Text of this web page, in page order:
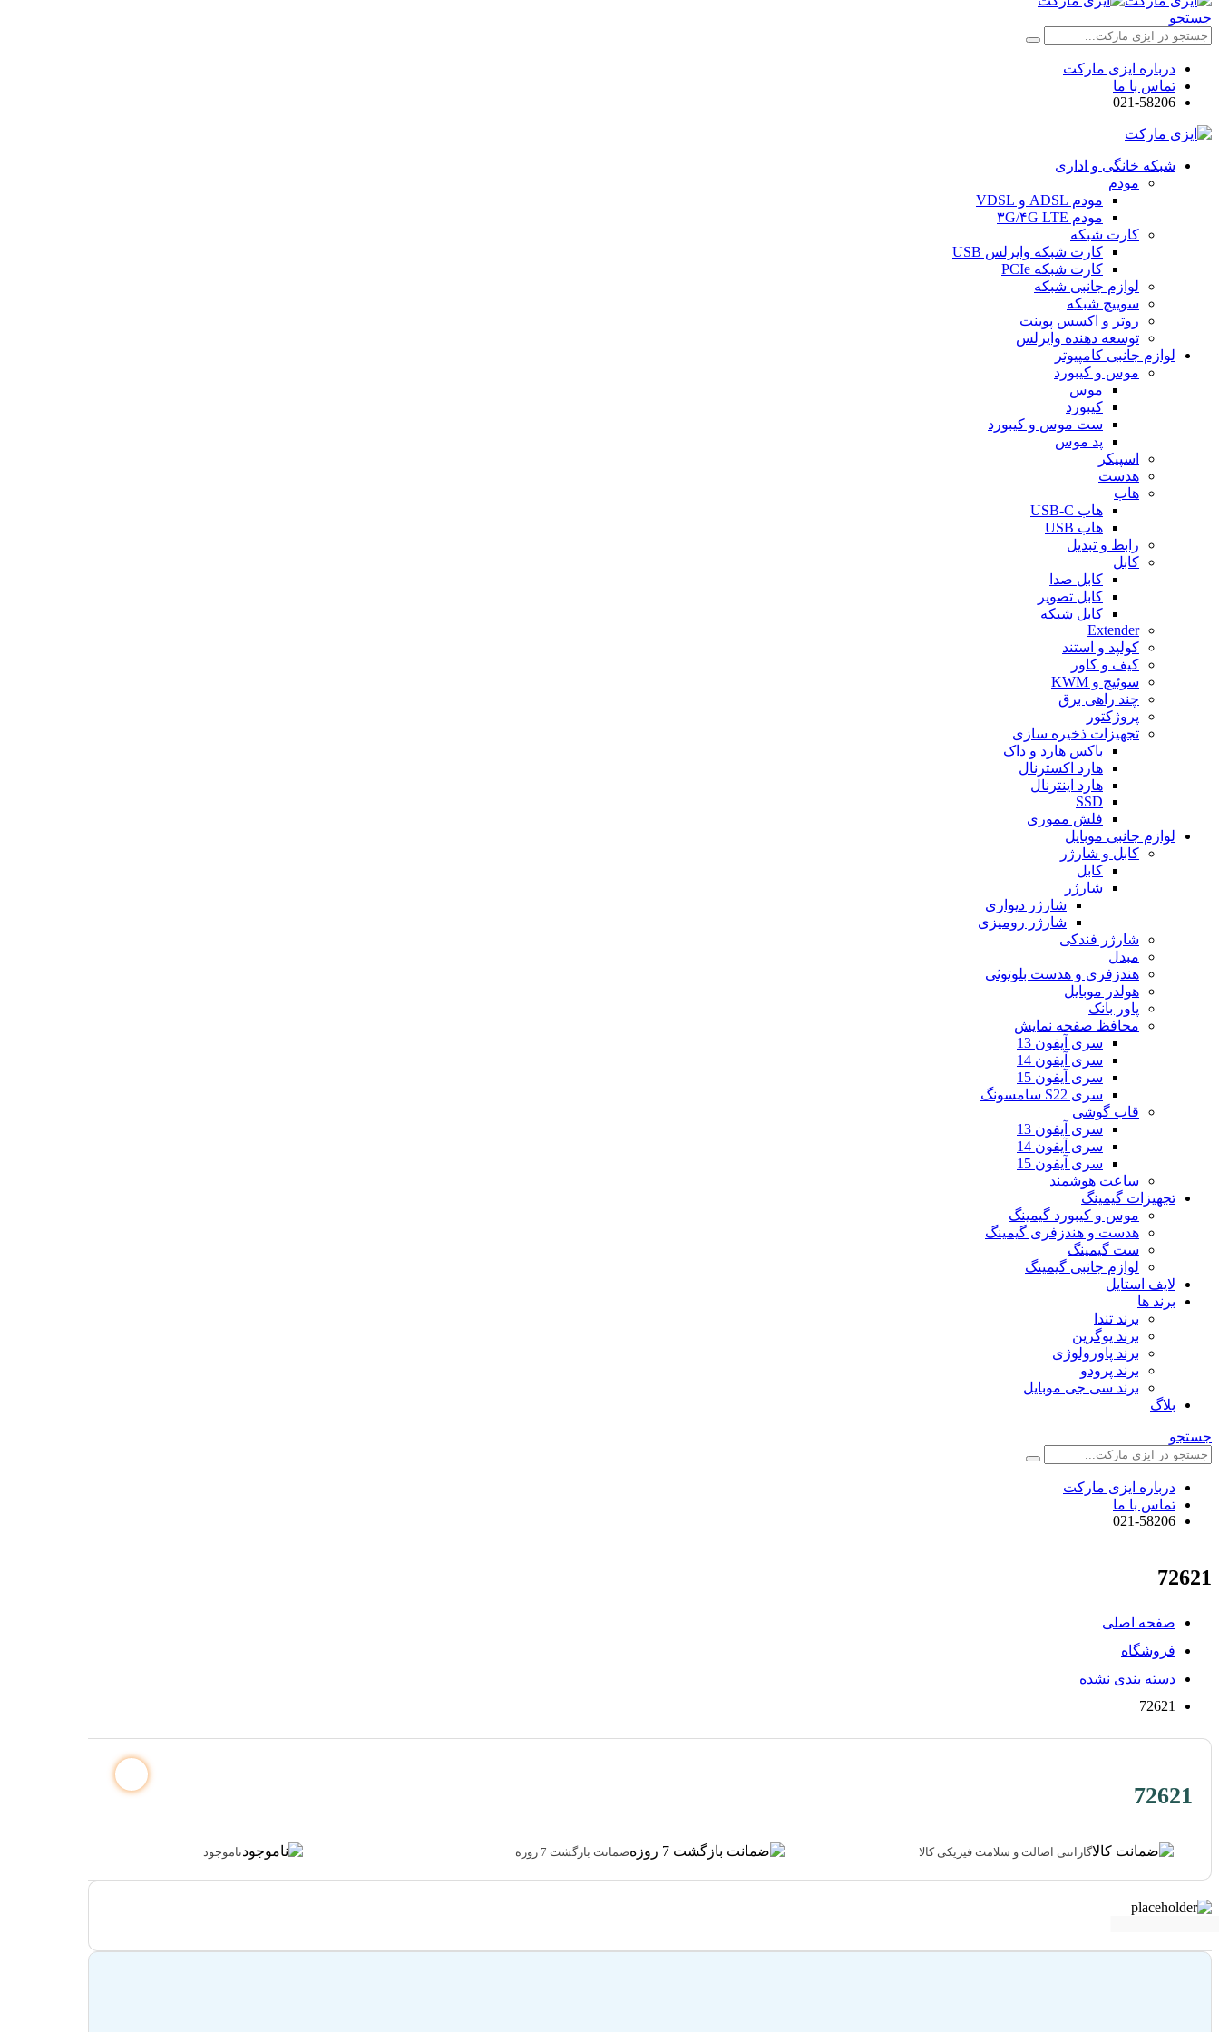
جستجو
درباره ایزی مارکت
تماس با ما
021-58206
شبکه خانگی و اداری
مودم
مودم ADSL و VDSL
مودم ۳G/۴G LTE
کارت شبکه
کارت شبکه وایرلس USB
کارت شبکه PCIe
لوازم جانبی شبکه
سوییچ شبکه
روتر و اکسس پوینت
توسعه دهنده وایرلس
لوازم جانبی کامپیوتر
موس و کیبورد
موس
کیبورد
ست موس و کیبورد
پد موس
اسپیکر
هدست
هاب
هاب USB-C
هاب USB
رابط و تبدیل
کابل
کابل صدا
کابل تصویر
کابل شبکه
Extender
کولپد و استند
کیف و کاور
سوئیچ و KWM
چند راهی برق
پروژکتور
تجهیزات ذخیره سازی
باکس هارد و داک
هارد اکسترنال
هارد اینترنال
SSD
فلش مموری
لوازم جانبی موبایل
کابل و شارژر
کابل
شارژر
شارژر دیواری
شارژر رومیزی
شارژر فندکی
مبدل
هندزفری و هدست بلوتوثی
هولدر موبایل
پاور بانک
محافظ صفحه نمایش
سری آیفون 13
سری آیفون 14
سری آیفون 15
سری S22 سامسونگ
قاب گوشی
سری آیفون 13
سری آیفون 14
سری آیفون 15
ساعت هوشمند
تجهیزات گیمینگ
موس و کیبورد گیمینگ
هدست و هندزفری گیمینگ
ست گیمینگ
لوازم جانبی گیمینگ
لایف استایل
برند ها
برند تندا
برند یوگرین
برند پاورولوژی
برند پرودو
برند سی جی موبایل
بلاگ
جستجو
درباره ایزی مارکت
تماس با ما
021-58206
72621
صفحه اصلی
فروشگاه
دسته بندی نشده
72621
72621
گارانتی اصالت و سلامت فیزیکی کالا ضمانت بازگشت 7 روزه ناموجود